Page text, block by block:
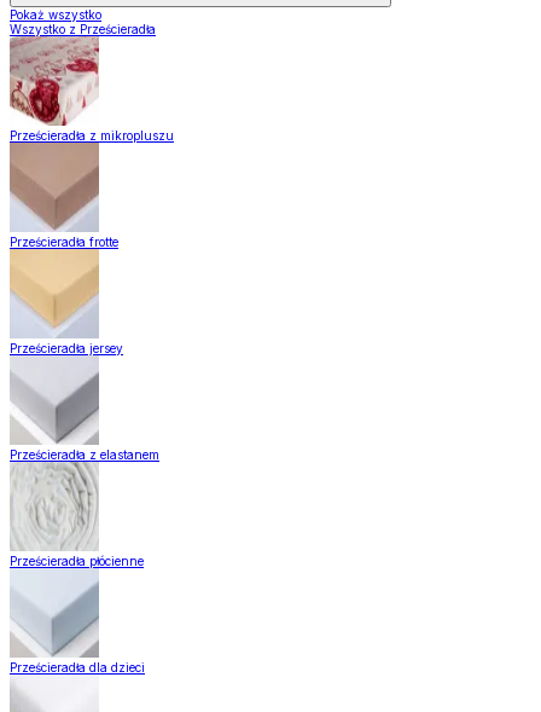
Pokaż wszystko
Wszystko z Prześcieradła
Prześcieradła z mikropluszu
Prześcieradła frotte
Prześcieradła jersey
Prześcieradła z elastanem
Prześcieradła płócienne
Prześcieradła dla dzieci